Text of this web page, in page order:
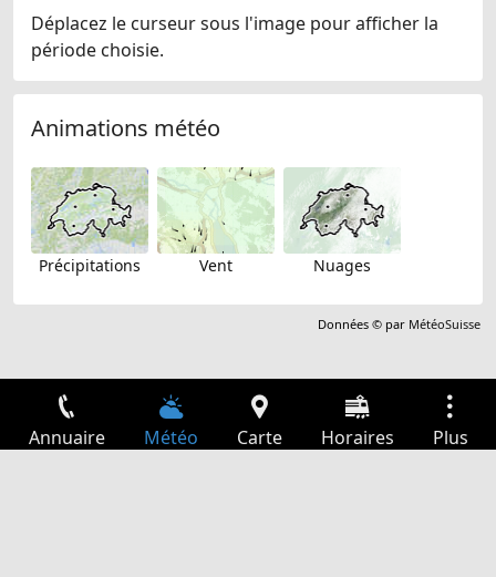
Déplacez le curseur sous l'image pour afficher la
période choisie.
Animations météo
Précipitations Vent Nuages
Données © par MétéoSuisse
Annuaire Météo Carte Horaires Plus